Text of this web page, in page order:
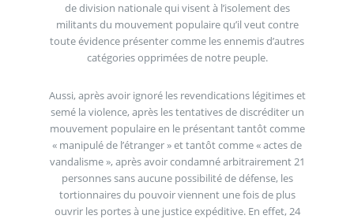
de division nationale qui visent à l’isolement des
militants du mouvement populaire qu’il veut contre
toute évidence présenter comme les ennemis d’autres
catégories opprimées de notre peuple.
Aussi, après avoir ignoré les revendications légitimes et
semé la violence, après les tentatives de discréditer un
mouvement populaire en le présentant tantôt comme
« manipulé de l’étranger » et tantôt comme « actes de
vandalisme », après avoir condamné arbitrairement 21
personnes sans aucune possibilité de défense, les
tortionnaires du pouvoir viennent une fois de plus
ouvrir les portes à une justice expéditive. En effet, 24